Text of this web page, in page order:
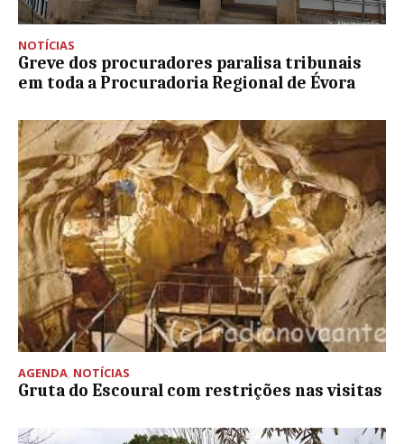
NOTÍCIAS
Greve dos procuradores paralisa tribunais
em toda a Procuradoria Regional de Évora
AGENDA NOTÍCIAS
Gruta do Escoural com restrições nas visitas